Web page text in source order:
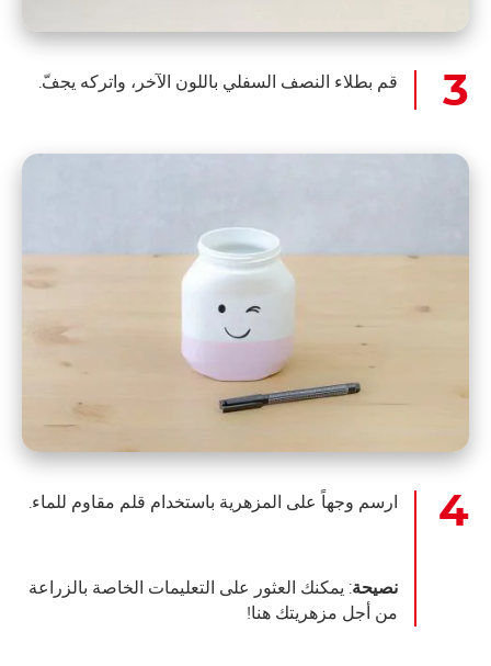
قم بطلاء النصف السفلي باللون الآخر، واتركه يجفّ.
ارسم وجهاً على المزهرية باستخدام قلم مقاوم للماء.
نصيحة: يمكنك العثور على التعليمات الخاصة بالزراعة
من أجل مزهريتك هنا!